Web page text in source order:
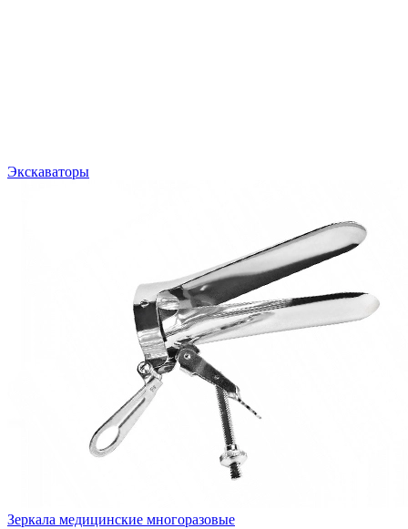
Экскаваторы
Зеркала медицинские многоразовые